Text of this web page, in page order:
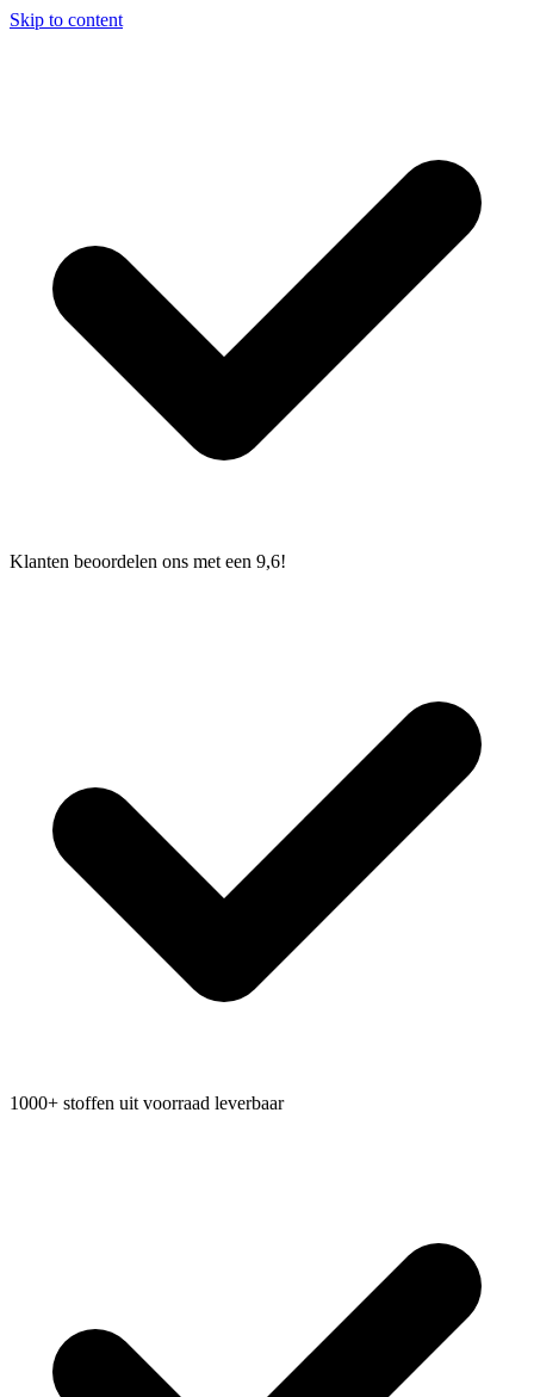
Skip to content
Klanten beoordelen ons met een 9,6!
1000+ stoffen uit voorraad leverbaar